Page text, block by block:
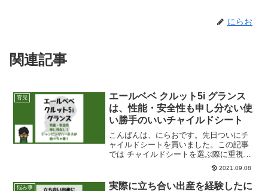
にらお
関連記事
育児
エールベベ クルット5i グランス
は、性能・安全性も申し分ない使
い勝手のいいチャイルドシート
こんばんは、にらおです。先日ついにチ
ャイルドシートを買いました。この記事
では チャイルドシートを選ぶ際に重視し
たこと エールベベのクルット5i グランス
のご紹介をご紹介しています。たくさん
ありすぎて悩むチャイルドシートいや
2021.09.08
悩み事
実際に立ち合い出産を経験したに